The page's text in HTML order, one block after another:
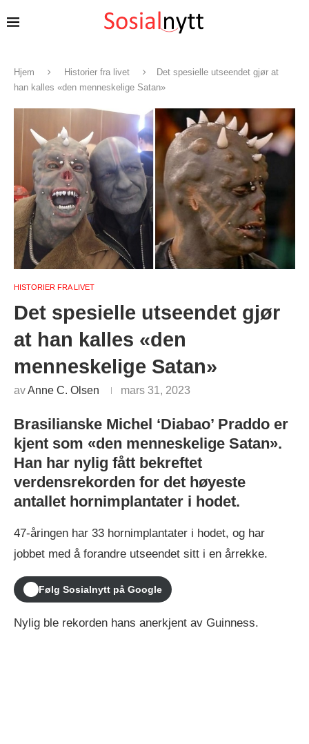
Hjem Historier fra livet
Det spesielle utseendet gjør at
han kalles «den menneskelige Satan»
HISTORIER FRA LIVET
Det spesielle utseendet gjør
at han kalles «den
menneskelige Satan»
avAnne C. Olsen mars 31, 2023
Brasilianske Michel ‘Diabao’ Praddo er
kjent som «den menneskelige Satan».
Han har nylig fått bekreftet
verdensrekorden for det høyeste
antallet hornimplantater i hodet.
47-åringen har 33 hornimplantater i hodet, og har
jobbet med å forandre utseendet sitt i en årrekke.
Følg Sosialnytt på Google
Nylig ble rekorden hans anerkjent av Guinness.